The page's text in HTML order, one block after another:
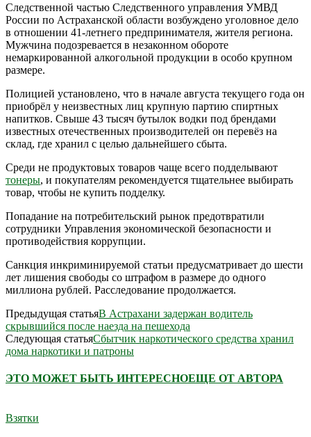
Следственной частью Следственного управления УМВД
России по Астраханской области возбуждено уголовное дело
в отношении 41-летнего предпринимателя, жителя региона.
Мужчина подозревается в незаконном обороте
немаркированной алкогольной продукции в особо крупном
размере.
Полицией установлено, что в начале августа текущего года он
приобрёл у неизвестных лиц крупную партию спиртных
напитков. Свыше 43 тысяч бутылок водки под брендами
известных отечественных производителей он перевёз на
склад, где хранил с целью дальнейшего сбыта.
Среди не продуктовых товаров чаще всего подделывают
тонеры, и покупателям рекомендуется тщательнее выбирать
товар, чтобы не купить подделку.
Попадание на потребительский рынок предотвратили
сотрудники Управления экономической безопасности и
противодействия коррупции.
Санкция инкриминируемой статьи предусматривает до шести
лет лишения свободы со штрафом в размере до одного
миллиона рублей. Расследование продолжается.
Предыдущая статьяВ Астрахани задержан водитель
скрывшийся после наезда на пешехода
Следующая статьяСбытчик наркотического средства хранил
дома наркотики и патроны
ЭТО МОЖЕТ БЫТЬ ИНТЕРЕСНОЕЩЕ ОТ АВТОРА
Взятки